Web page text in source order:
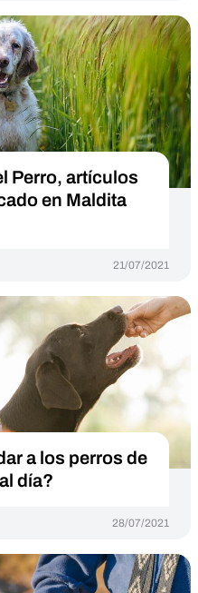
Perro, artículos
en Maldita
21/07/2021
a los perros de
día?
28/07/2021